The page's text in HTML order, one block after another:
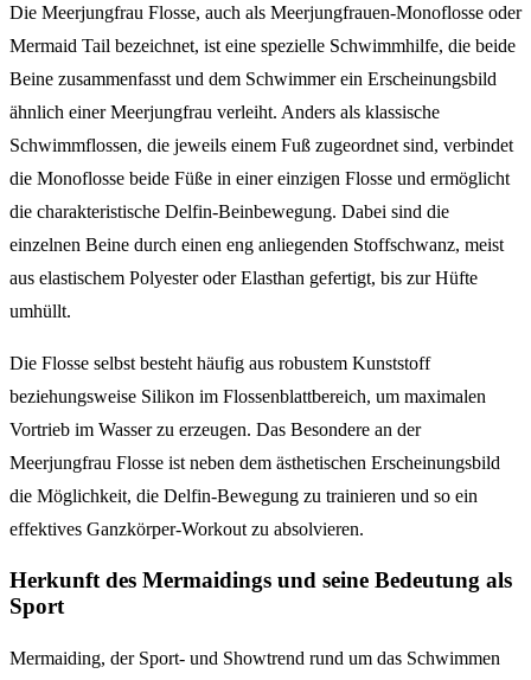
Die Meerjungfrau Flosse, auch als Meerjungfrauen-Monoflosse oder
Mermaid Tail bezeichnet, ist eine spezielle Schwimmhilfe, die beide
Beine zusammenfasst und dem Schwimmer ein Erscheinungsbild
ähnlich einer Meerjungfrau verleiht. Anders als klassische
Schwimmflossen, die jeweils einem Fuß zugeordnet sind, verbindet
die Monoflosse beide Füße in einer einzigen Flosse und ermöglicht
die charakteristische Delfin-Beinbewegung. Dabei sind die
einzelnen Beine durch einen eng anliegenden Stoffschwanz, meist
aus elastischem Polyester oder Elasthan gefertigt, bis zur Hüfte
umhüllt.
Die Flosse selbst besteht häufig aus robustem Kunststoff
beziehungsweise Silikon im Flossenblattbereich, um maximalen
Vortrieb im Wasser zu erzeugen. Das Besondere an der
Meerjungfrau Flosse ist neben dem ästhetischen Erscheinungsbild
die Möglichkeit, die Delfin-Bewegung zu trainieren und so ein
effektives Ganzkörper-Workout zu absolvieren.
Herkunft des Mermaidings und seine Bedeutung als
Sport
Mermaiding, der Sport- und Showtrend rund um das Schwimmen